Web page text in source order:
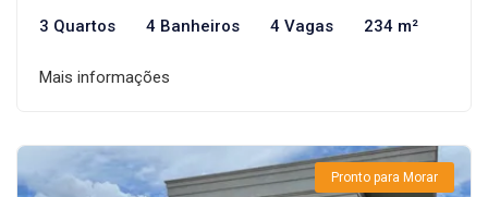
3 Quartos 4 Banheiros 4 Vagas 234 m²
Mais informações
Pronto para Morar